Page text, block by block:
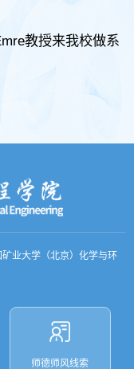
教授来我校做系
业大学（北京）化学与环
师德师风线索